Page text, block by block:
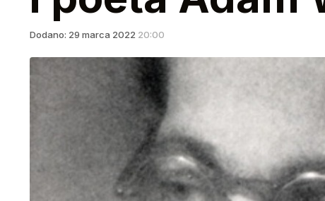
Dodano: 29 marca 2022 20:00